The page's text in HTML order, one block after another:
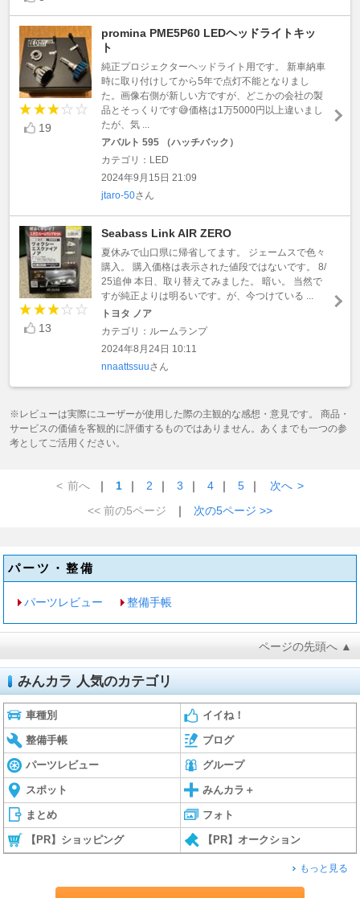
19
promina PME5P60 LEDヘッドライトキッ
ト
純正プロジェクターヘッドライト用です。 新車納車
時に取り付けしてから5年で点灯不能となりまし
た。画像右側が新しい方ですが、どこかの会社の製
品とそっくりです😅価格は1万5000円以上違いまし
たが、気 ...
アバルト 595 （ハッチバック）
カテゴリ：LED
2024年9月15日 21:09
jtaro-50さん
13
Seabass Link AIR ZERO
夏休みで山口県に帰省してます。 ジェームスで色々
購入。 購入価格は表示された値段ではないです。 8/
25追伸 本日、取り替えてみました。 暗い。 当然で
すが純正よりは明るいです。が、今つけている ...
トヨタ ノア
カテゴリ：ルームランプ
2024年8月24日 10:11
nnaattssuuさん
※レビューは実際にユーザーが使用した際の主観的な感想・意見です。 商品・
サービスの価値を客観的に評価するものではありません。あくまでも一つの参
考としてご活用ください。
< 前へ ｜ 1 ｜ 2 ｜ 3 ｜ 4 ｜ 5 ｜ 次へ >
<< 前の5ページ
｜ 次の5ページ >>
パーツ・整備
パーツレビュー 整備手帳
ページの先頭へ ▲
みんカラ 人気のカテゴリ
車種別 イイね！
整備手帳 ブログ
パーツレビュー グループ
スポット みんカラ＋
まとめ フォト
【PR】ショッピング 【PR】オークション
もっと見る